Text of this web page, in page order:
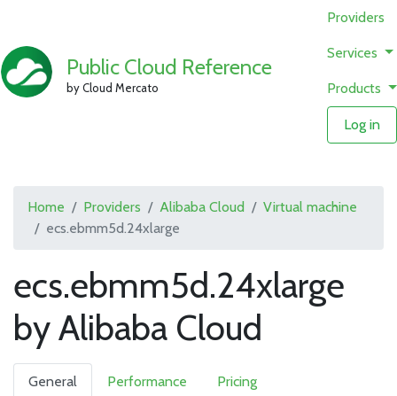
Public Cloud Reference
by Cloud Mercato
Providers
Services
Products
Log in
Home Providers Alibaba Cloud
Virtual machine
ecs.ebmm5d.24xlarge
ecs.ebmm5d.24xlarge
by Alibaba Cloud
General Performance Pricing